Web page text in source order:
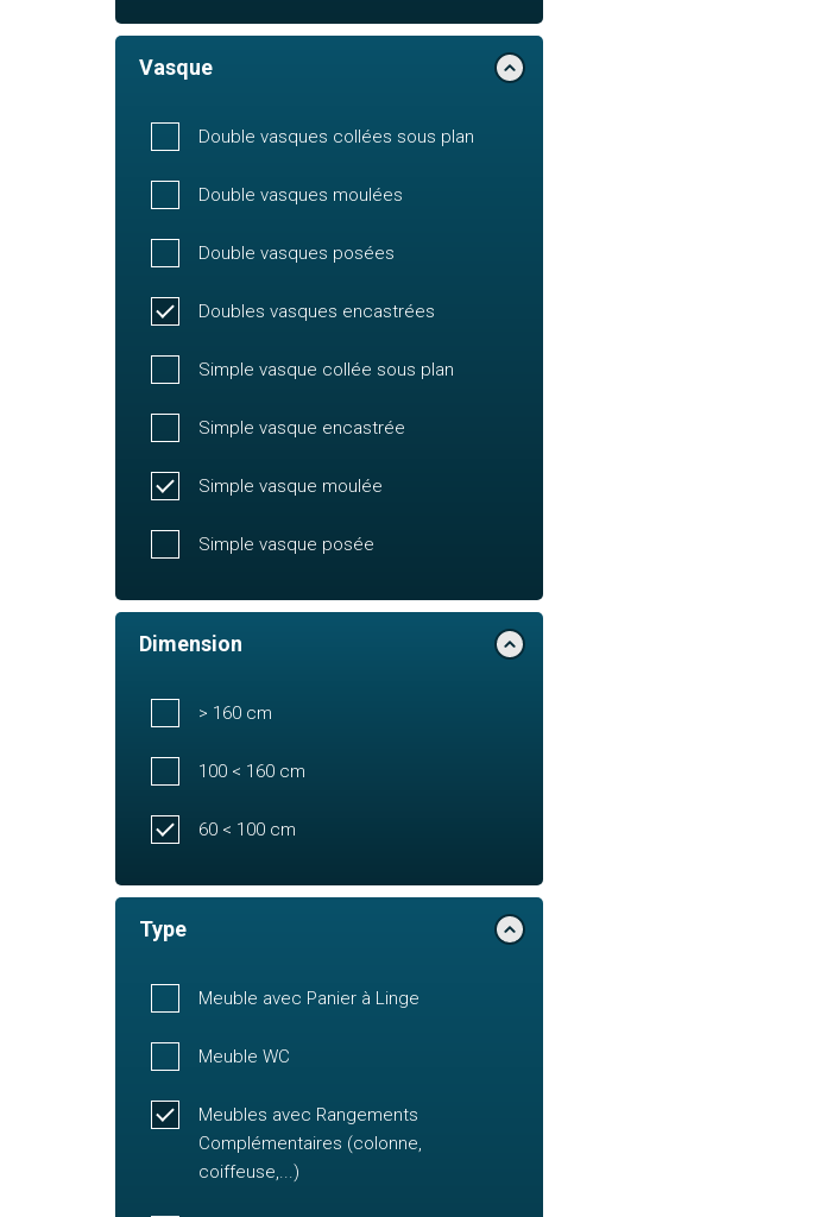
Vasque
Double vasques collées sous plan
Double vasques moulées
Double vasques posées
Doubles vasques encastrées
Simple vasque collée sous plan
Simple vasque encastrée
Simple vasque moulée
Simple vasque posée
Dimension
> 160 cm
100 < 160 cm
60 < 100 cm
Type
Meuble avec Panier à Linge
Meuble WC
Meubles avec Rangements
Complémentaires (colonne,
coiffeuse,...)